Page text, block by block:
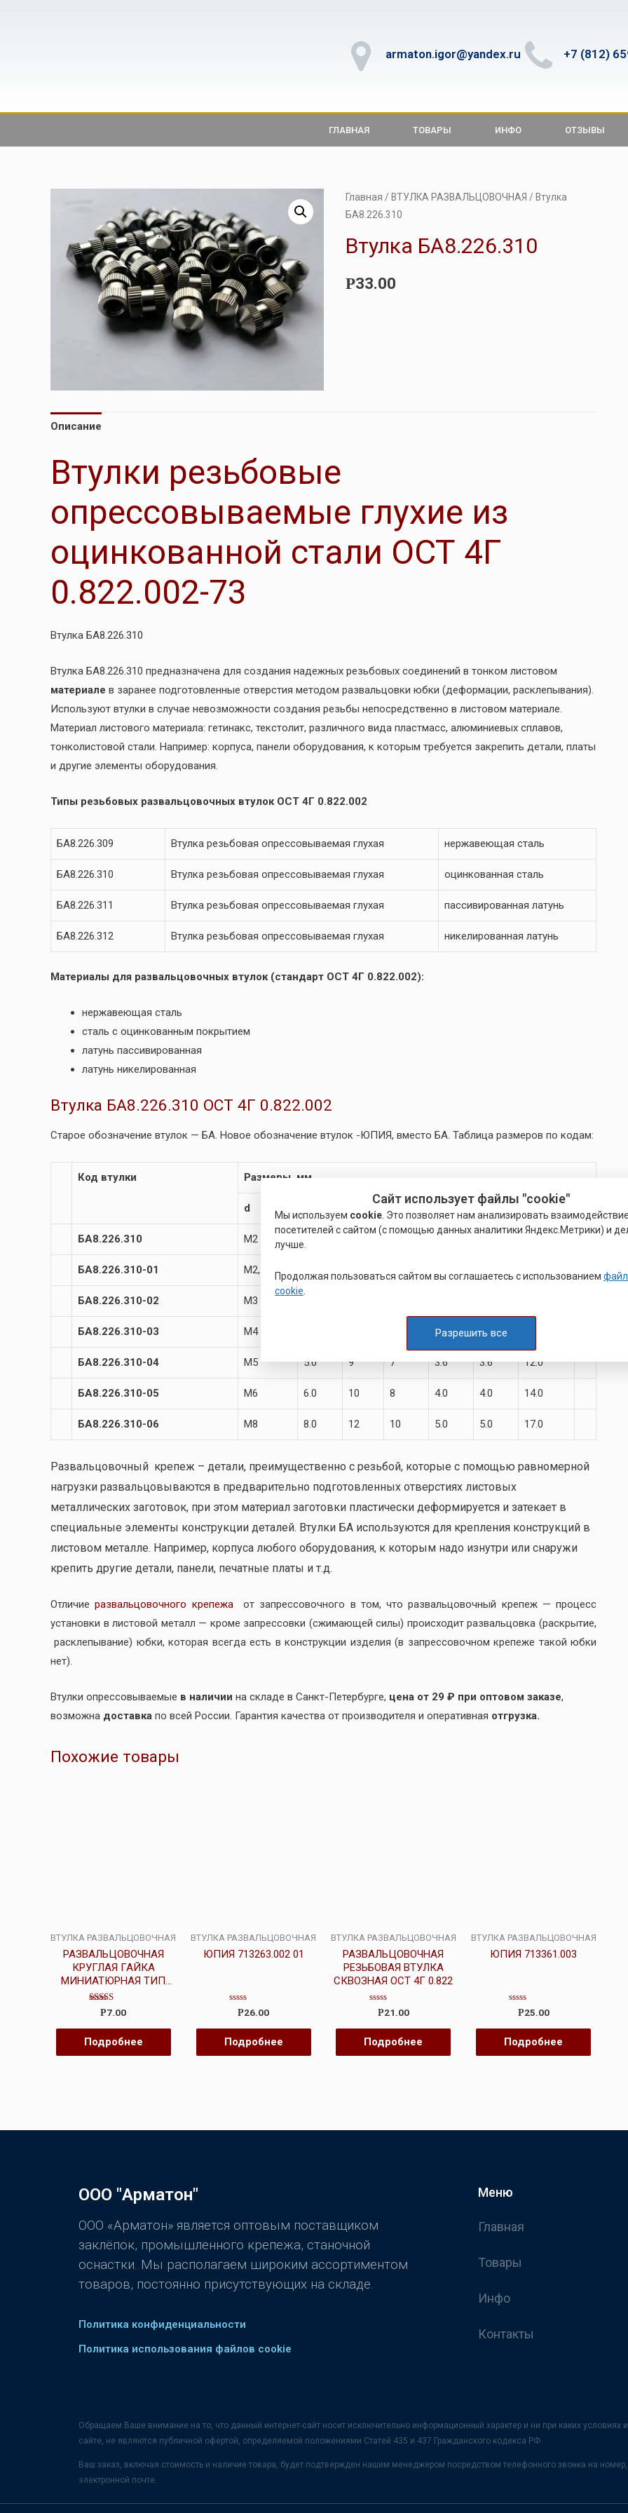
armaton.igor@yandex.ru +7 (812)
ГЛАВНАЯ ТОВАРЫ ИНФО ОТЗЫВЫ
Главная / ВТУЛКА РАЗВАЛЬЦОВОЧНАЯ / Втулка
БА8.226.310
Втулка БА8.226.310
Р33.00
Описание
Втулки резьбовые
опрессовываемые глухие из
оцинкованной стали ОСТ 4Г
0.822.002-73
Втулка БА8.226.310
Втулка БА8.226.310 предназначена для создания надежных резьбовых соединений в тонком листовом
материале в заранее подготовленные отверстия методом развальцовки юбки (деформации, расклепывания).
Используют втулки в случае невозможности создания резьбы непосредственно в листовом материале.
Материал листового материала: гетинакс, текстолит, различного вида пластмасс, алюминиевых сплавов,
тонколистовой стали. Например: корпуса, панели оборудования, к которым требуется закрепить детали, платы
и другие элементы оборудования.
Типы резьбовых развальцовочных втулок ОСТ 4Г 0.822.002
БА8.226.309 Втулка резьбовая опрессовываемая глухая нержавеющая сталь
БА8.226.310 Втулка резьбовая опрессовываемая глухая оцинкованная сталь
БА8.226.311 Втулка резьбовая опрессовываемая глухая пассивированная латунь
БА8.226.312 Втулка резьбовая опрессовываемая глухая никелированная латунь
Материалы для развальцовочных втулок (стандарт ОСТ 4Г 0.822.002):
нержавеющая сталь
сталь с оцинкованным покрытием
латунь пассивированная
латунь никелированная
Втулка БА8.226.310 ОСТ 4Г 0.822.002
Старое обозначение втулок — БА. Новое обозначение втулок -ЮПИЯ, вместо БА. Таблица размеров по кодам:
Код втулки Размеры, мм
d D1 l1
БА8.226.310 М2 2.0 5.8
БА8.226.310-01 М2,5
БА8.226.310-02 М3
БА8.226.310-03 М4 3.0 3.0
БА8.226.310-04 М5 5.0 9 7 3.6 3.6 12.0
БА8.226.310-05 М6 6.0 10 8 4.0 4.0 14.0
БА8.226.310-06 М8 8.0 12 10 5.0 5.0 17.0
Развальцовочный крепеж – детали, преимущественно с резьбой, которые с помощью равномерной
нагрузки развальцовываются в предварительно подготовленных отверстиях листовых
металлических заготовок, при этом материал заготовки пластически деформируется и затекает в
специальные элементы конструкции деталей. Втулки БА используются для крепления конструкций в
листовом металле. Например, корпуса любого оборудования, к которым надо изнутри или снаружи
крепить другие детали, панели, печатные платы и т.д.
Отличиеразвальцовочного крепежаот запрессовочного в том, что развальцовочный крепеж — процесс
установки в листовой металл — кроме запрессовки (сжимающей силы) происходит развальцовка (раскрытие,
расклепывание) юбки, которая всегда есть в конструкции изделия (в запрессовочном крепеже такой юбки
нет).
Втулки опрессовываемые в наличии на складе в Санкт-Петербурге, цена от 29 ₽ при оптовом заказе,
возможна доставка по всей России. Гарантия качества от производителя и оперативная отгрузка.
Похожие товары
ВТУЛКА РАЗВАЛЬЦОВОЧНАЯ
РАЗВАЛЬЦОВОЧНАЯ
КРУГЛАЯ ГАЙКА
МИНИАТЮРНАЯ ТИП
RMHB
Оценка
5.00
из 5
Р7.00
Подробнее
ВТУЛКА РАЗВАЛЬЦОВОЧНАЯ
ЮПИЯ 713263.002 01
Оценка
из
5
Р26.00
Подробнее
ВТУЛКА РАЗВАЛЬЦОВОЧНАЯ
РАЗВАЛЬЦОВОЧНАЯ
РЕЗЬБОВАЯ ВТУЛКА
СКВОЗНАЯ ОСТ 4Г 0.822
Оценка
из
5
Р21.00
Подробнее
ВТУЛКА РАЗВАЛЬЦОВОЧНАЯ
ЮПИЯ 713361.003
Оценка
из
5
Р25.00
Подробнее
ООО "Арматон"
ООО «Арматон» является оптовым поставщиком
заклёпок, промышленного крепежа, станочной
оснастки. Мы располагаем широким ассортиментом
товаров, постоянно присутствующих на складе.
Политика конфиденциальности
Политика использования файлов cookie
Меню
Главная
Товары
Инфо
Контакты
Обращаем Ваше внимание на то, что данный интернет-сайт носит исключительно информационный характер и ни при каких
сайте, не являются публичной офертой, определяемой положениями Статей 435 и 437 Гражданского кодекса РФ.
Ваш заказ, включая стоимость и наличие товара, будет подтвержден нашим менеджером посредством телефонного звонка на
электронной почте.
Сайт использует файлы "cookie"
Мы используем cookie . Это позволяет нам анализировать
посетителей с сайтом (с помощью данных аналитики Яндекс.Метрики) и
лучше.
Продолжая пользоваться сайтом вы соглашаетесь с использованием
cookie
Разрешить все